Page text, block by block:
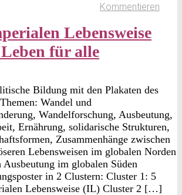
Kommentieren
Lebensweise
für alle
Bildung mit den Plakaten des
Wandel und
Wandelforschung, Ausbeutung,
Ernährung, solidarische Strukturen,
Zusammenhänge zwischen
Lebensweisen im globalen Norden
im globalen Süden
in 2 Clustern: Cluster 1: 5
Lebensweise (IL) Cluster 2 […]